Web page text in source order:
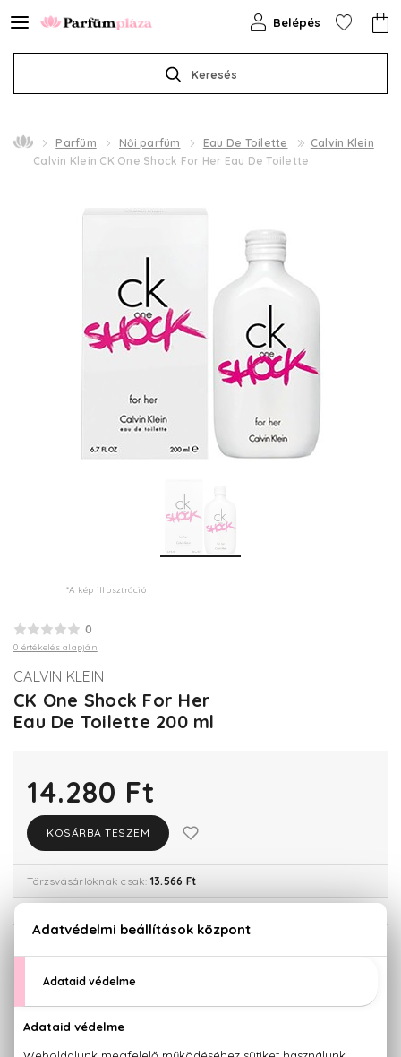
Keresés
Belépés
Parfüm Női parfüm Eau De Toilette
Calvin Klein
Calvin Klein CK One Shock For Her Eau De Toilette
*A kép illusztráció
0
0 értékelés alapján
CALVIN KLEIN
CK One Shock For Her
Eau De Toilette 200 ml
14.280 Ft
KOSÁRBA TESZEM
Törzsvásárlóknak csak: 13.566 Ft
KISZERELÉS KIVÁLASZTÁSA
50 ml
10.570 Ft
100 ml
14.280 Ft